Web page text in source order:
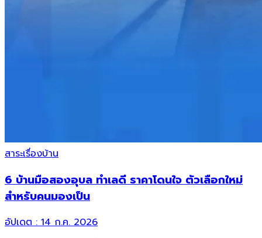
สาระเรื่องบ้าน
6 บ้านมือสองอุบล ทำเลดี ราคาโดนใจ ตัวเลือกใหม่
สำหรับคนมองเป็น
อัปเดต :14 ก.ค. 2026